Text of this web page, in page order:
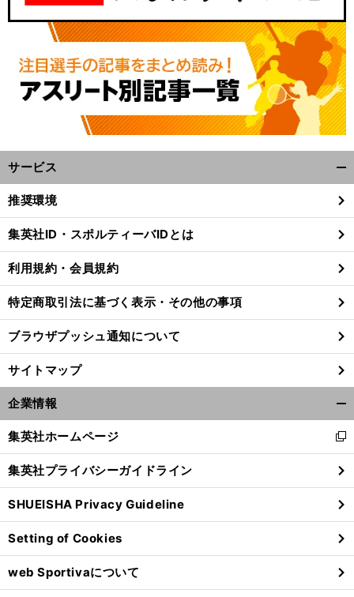
サービス
閉
る
推奨環境
集英社ID・スポルティーバIDとは
利用規約・会員規約
特定商取引法に基づく表示・その他の事項
ブラウザプッシュ通知について
サイトマップ
企業情報
閉
る
集英社ホームページ
新
し
い
ウ
ィ
ン
ド
ウ
で
開
集英社プライバシーガイドライン
SHUEISHA Privacy Guideline
Setting of Cookies
web Sportivaについて